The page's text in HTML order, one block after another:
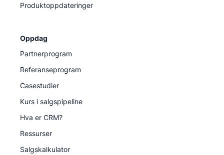
Produktoppdateringer
Oppdag
Partnerprogram
Referanseprogram
Casestudier
Kurs i salgspipeline
Hva er CRM?
Ressurser
Salgskalkulator